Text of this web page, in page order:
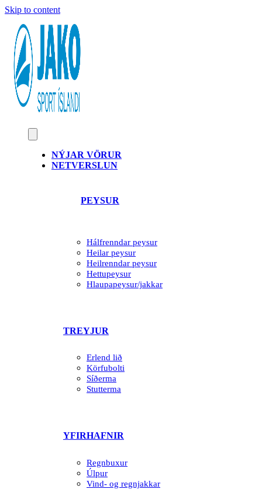
Skip to content
NÝJAR VÖRUR
NETVERSLUN
PEYSUR
Hálfrenndar peysur
Heilar peysur
Heilrenndar peysur
Hettupeysur
Hlaupapeysur/jakkar
TREYJUR
Erlend lið
Körfubolti
Síðerma
Stutterma
YFIRHAFNIR
Regnbuxur
Úlpur
Vind- og regnjakkar